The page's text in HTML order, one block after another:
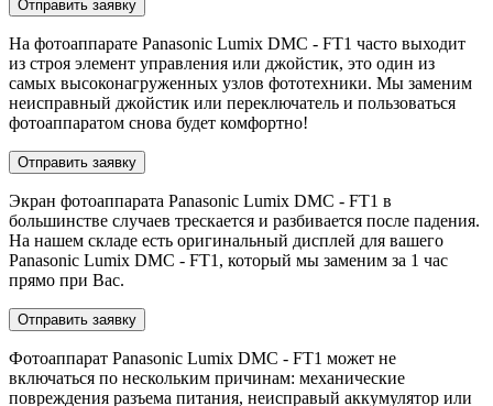
Отправить заявку
На фотоаппарате Panasonic Lumix DMC - FT1 часто выходит
из строя элемент управления или джойстик, это один из
самых высоконагруженных узлов фототехники. Мы заменим
неисправный джойстик или переключатель и пользоваться
фотоаппаратом снова будет комфортно!
Отправить заявку
Экран фотоаппарата Panasonic Lumix DMC - FT1 в
большинстве случаев трескается и разбивается после падения.
На нашем складе есть оригинальный дисплей для вашего
Panasonic Lumix DMC - FT1, который мы заменим за 1 час
прямо при Вас.
Отправить заявку
Фотоаппарат Panasonic Lumix DMC - FT1 может не
включаться по нескольким причинам: механические
повреждения разъема питания, неисправый аккумулятор или